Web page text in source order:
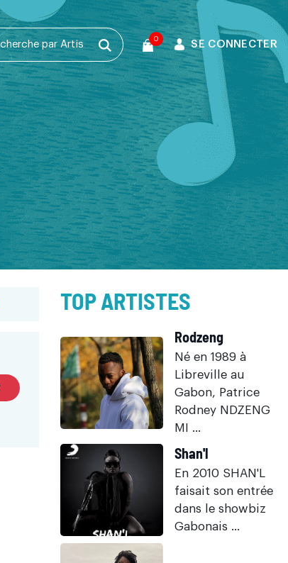
0 SE CONNECTER
TOP ARTISTES
Rodzeng
Né en 1989 à
Libreville au
Gabon, Patrice
Rodney NDZENG
MI ...
Shan'l
En 2010 SHAN'L
faisait son entrée
dans le showbiz
Gabonais ...